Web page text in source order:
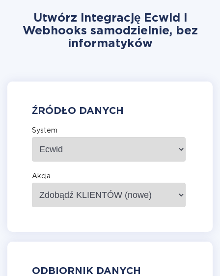
Utwórz integrację Ecwid i
Webhooks samodzielnie, bez
informatyków
ŹRÓDŁO DANYCH
System
Akcja
ODBIORNIK DANYCH